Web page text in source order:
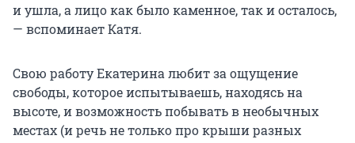
и ушла, а лицо как было каменное, так и осталось,
— вспоминает Катя.
Свою работу Екатерина любит за ощущение
свободы, которое испытываешь, находясь на
высоте, и возможность побывать в необычных
местах (и речь не только про крыши разных